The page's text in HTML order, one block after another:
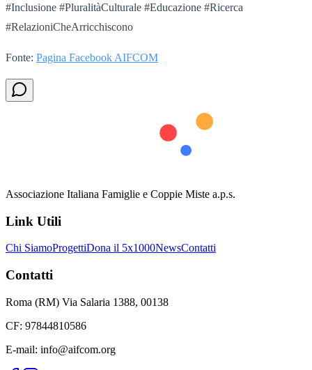
#Inclusione #PluralitàCulturale #Educazione #Ricerca
#RelazioniCheArricchiscono
Fonte: Pagina Facebook AIFCOM
Associazione Italiana Famiglie e Coppie Miste a.p.s.
Link Utili
Chi SiamoProgettiDona il 5x1000NewsContatti
Contatti
Roma (RM) Via Salaria 1388, 00138
CF: 97844810586
E-mail: info@aifcom.org